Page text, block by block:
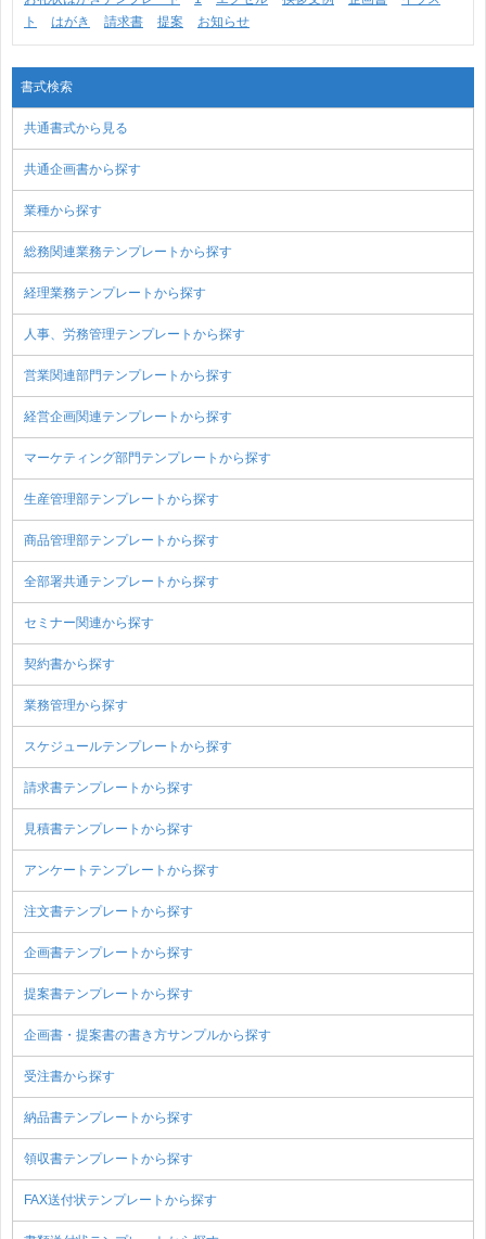
ト
はがき 請求書 提案 お知らせ
書式検索
共通書式から見る
共通企画書から探す
業種から探す
総務関連業務テンプレートから探す
経理業務テンプレートから探す
人事、労務管理テンプレートから探す
営業関連部門テンプレートから探す
経営企画関連テンプレートから探す
マーケティング部門テンプレートから探す
生産管理部テンプレートから探す
商品管理部テンプレートから探す
全部署共通テンプレートから探す
セミナー関連から探す
契約書から探す
業務管理から探す
スケジュールテンプレートから探す
請求書テンプレートから探す
見積書テンプレートから探す
アンケートテンプレートから探す
注文書テンプレートから探す
企画書テンプレートから探す
提案書テンプレートから探す
企画書・提案書の書き方サンプルから探す
受注書から探す
納品書テンプレートから探す
領収書テンプレートから探す
FAX送付状テンプレートから探す